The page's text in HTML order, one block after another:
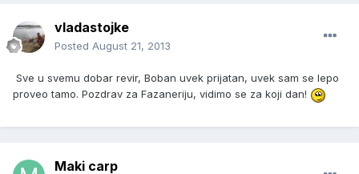
vladastojke
Posted August 21, 2013
Sve u svemu dobar revir, Boban uvek prijatan, uvek sam se lepo
proveo tamo. Pozdrav za Fazaneriju, vidimo se za koji dan!
Maki carp